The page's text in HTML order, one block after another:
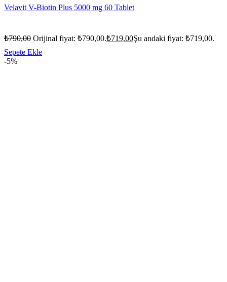
Velavit V-Biotin Plus 5000 mg 60 Tablet
₺790,00 Orijinal fiyat: ₺790,00.₺719,00Şu andaki fiyat: ₺719,00.
Sepete Ekle
-5%